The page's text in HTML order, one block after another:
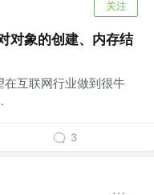
关注
对象的创建、内存结
互联网行业做到很牛
3